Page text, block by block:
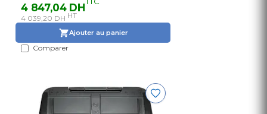
4 847,04 DH
4 039,20 DH HT
Ajouter au panier
Comparer